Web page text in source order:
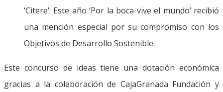
‘Citere’. Este año ‘Por la boca vive el mundo’ recibió
una mención especial por su compromiso con los
Objetivos de Desarrollo Sostenible.
Este concurso de ideas tiene una dotación económica
gracias a la colaboración de CajaGranada Fundación y